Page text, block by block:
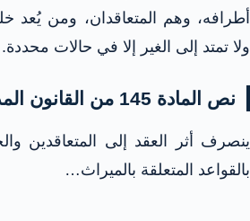
أطرافه، وهم المتعاقدان، ومن يُعد
ولا تمتد إلى الغير إلا في حالات محددة.
نص المادة 145 من القانون المدني:
ينصرف أثر العقد إلى المتعاقدين
بالقواعد المتعلقة بالميراث…